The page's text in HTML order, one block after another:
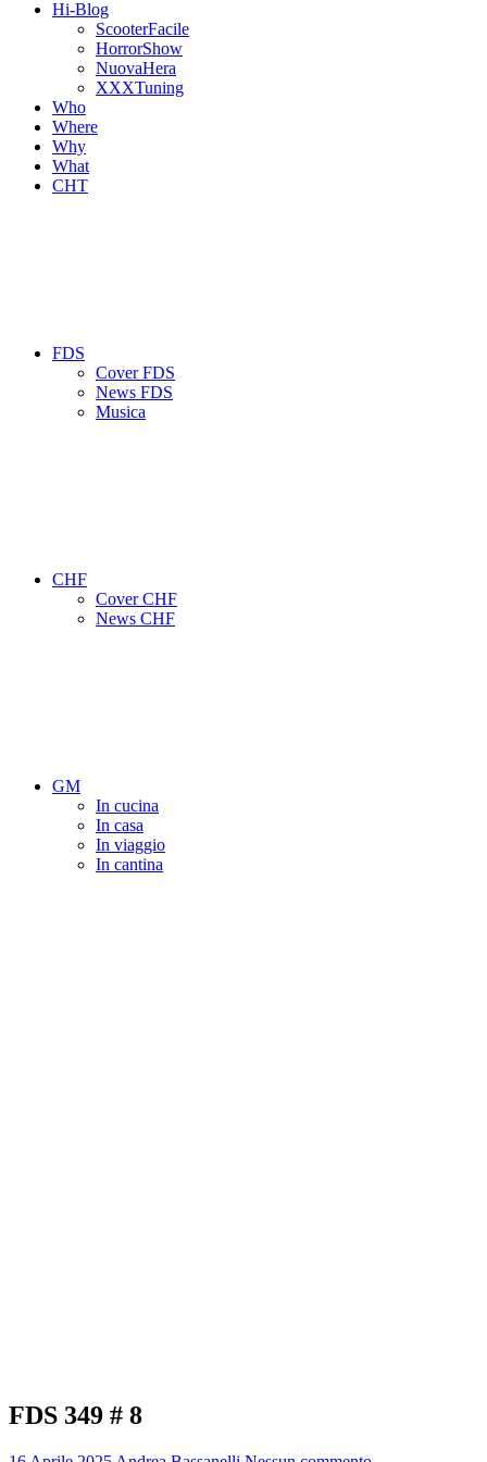
Hi-Blog
ScooterFacile
HorrorShow
NuovaHera
XXXTuning
Who
Where
Why
What
CHT
FDS
Cover FDS
News FDS
Musica
CHF
Cover CHF
News CHF
GM
In cucina
In casa
In viaggio
In cantina
FDS 349 # 8